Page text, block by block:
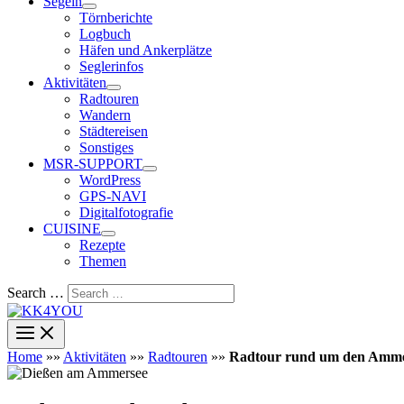
Törnberichte
Logbuch
Häfen und Ankerplätze
Seglerinfos
Aktivitäten
Radtouren
Wandern
Städtereisen
Sonstiges
MSR-SUPPORT
WordPress
GPS-NAVI
Digitalfotografie
CUISINE
Rezepte
Themen
Search …
Home »» Aktivitäten »» Radtouren »» Radtour rund um den